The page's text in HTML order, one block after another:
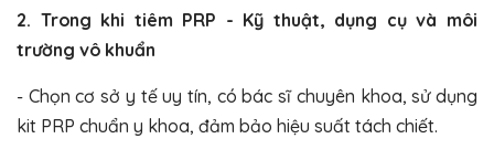
2. Trong khi tiêm PRP - Kỹ thuật, dụng cụ và môi
trường vô khuẩn
- Chọn cơ sở y tế uy tín, có bác sĩ chuyên khoa, sử dụng
kit PRP chuẩn y khoa, đảm bảo hiệu suất tách chiết.